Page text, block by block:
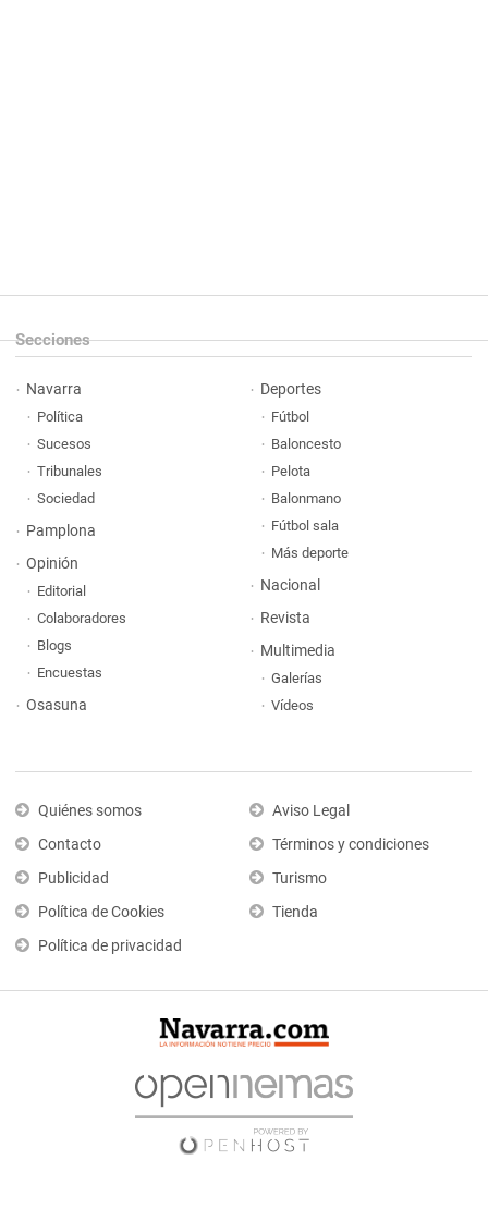
Secciones
Navarra
Política
Sucesos
Tribunales
Sociedad
Pamplona
Opinión
Editorial
Colaboradores
Blogs
Encuestas
Osasuna
Deportes
Fútbol
Baloncesto
Pelota
Balonmano
Fútbol sala
Más deporte
Nacional
Revista
Multimedia
Galerías
Vídeos
Quiénes somos
Contacto
Publicidad
Política de Cookies
Política de privacidad
Aviso Legal
Términos y condiciones
Turismo
Tienda